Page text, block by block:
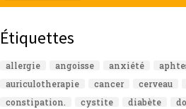
Étiquettes
allergie angoisse anxiété
auriculotherapie
cancer cerveau
constipation.
cystite diabète